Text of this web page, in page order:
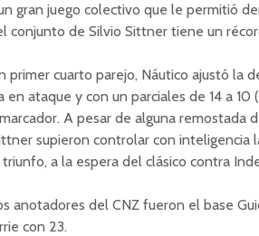
gran juego colectivo que le permitió
conjunto de Silvio Sittner tiene un
primer cuarto parejo, Náutico ajustó la
en ataque y con un parciales de 14 a 10
A pesar de alguna remostada
supieron controlar con inteligencia
a la espera del clásico contra
anotadores del CNZ fueron el base
con 23.